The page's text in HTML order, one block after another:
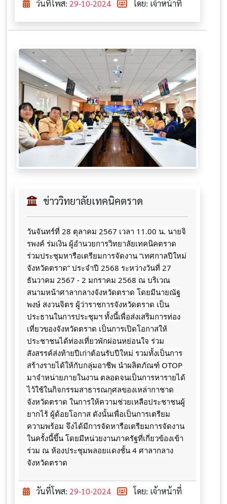
วันที่โพส: 29-10-2024 โดย: เจ้าหน้าที่
ข่าววิทยาลัยเทคนิคตราด
วันจันทร์ที่ 28 ตุลาคม 2567 เวลา 11.00 น. นายจิ
รพงค์ ร่มเงิน ผู้อำนวยการวิทยาลัยเทคนิคตราด
ร่วมประชุมหารือเตรียมการจัดงาน “เทศกาลปีใหม่
จังหวัดตราด” ประจำปี 2568 ระหว่างวันที่ 27
ธันวาคม 2567 - 2 มกราคม 2568 ณ บริเวณ
สนามหน้าศาลากลางจังหวัดตราด โดยมีนายณัฐ
พงษ์ สงวนจิตร ผู้ว่าราชการจังหวัดตราด เป็น
ประธานในการประชุมฯ ทั้งนี้เพื่อส่งเสริมการท่อง
เที่ยวของจังหวัดตราด เป็นการเปิดโอกาสให้
ประชาชนได้ท่องเที่ยวพักผ่อนหย่อนใจ ร่วม
สังสรรค์ส่งท้ายปีเก่าต้อนรับปีใหม่ รวมทั้งเป็นการ
สร้างรายได้ให้กับกลุ่มอาชีพ นำผลิตภัณฑ์ OTOP
มาจำหน่ายภายในงาน ตลอดจนเป็นการหารายได้
ไว้ใช้ในกิจกรรมสาธารณกุศลของเหล่ากาชาด
จังหวัดตราด ในการให้ความช่วยเหลือประชาชนผู้
ยากไร้ ผู้ด้อยโอกาส ดังนั้นเพื่อเป็นการเตรียม
ความพร้อม จึงได้มีการจัดหารือเตรียมการจัดงาน
ในครั้งนี้ขึ้น โดยมีหน่วยงานภาครัฐที่เกี่ยวข้องเข้า
ร่วม ณ ห้องประชุมพลอยแดงชั้น 4 ศาลากลาง
จังหวัดตราด
วันที่โพส: 29-10-2024 โดย: เจ้าหน้าที่